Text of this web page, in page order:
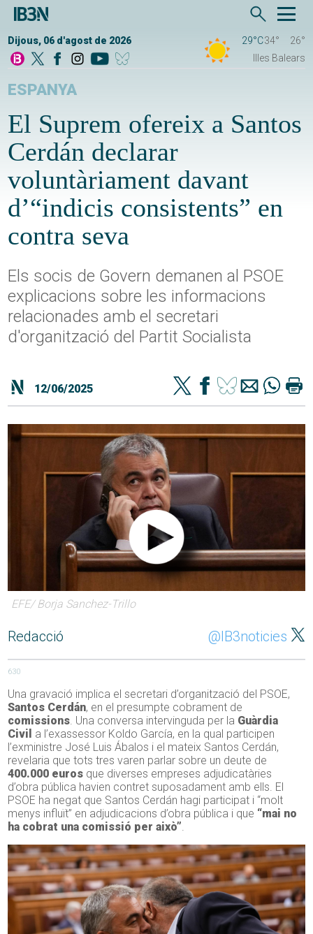
Dijous, 06 d'agost de 2026 29°C34°
26°
Illes Balears
ESPANYA
El Suprem ofereix a Santos
Cerdán declarar
voluntàriament davant
d’“indicis consistents” en
contra seva
Els socis de Govern demanen al PSOE
explicacions sobre les informacions
relacionades amb el secretari
d'organització del Partit Socialista
12/06/2025
EFE/ Borja Sanchez-Trillo
Redacció @IB3noticies
630
Una gravació implica el secretari d’organització del PSOE,
Santos Cerdán, en el presumpte cobrament de
comissions . Una conversa intervinguda per la Guàrdia
Civil a l’exassessor Koldo García, en la qual participen
l’exministre José Luis Ábalos i el mateix Santos Cerdán,
revelaria que tots tres varen parlar sobre un deute de
400.000 euros que diverses empreses adjudicatàries
d’obra pública havien contret suposadament amb ells. El
PSOE ha negat que Santos Cerdán hagi participat i “molt
menys influït” en adjudicacions d’obra pública i que “mai no
ha cobrat una comissió per això”